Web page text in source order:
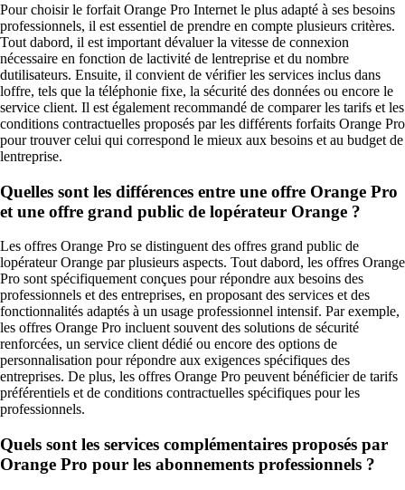
Pour choisir le forfait Orange Pro Internet le plus adapté à ses besoins
professionnels, il est essentiel de prendre en compte plusieurs critères.
Tout dabord, il est important dévaluer la vitesse de connexion
nécessaire en fonction de lactivité de lentreprise et du nombre
dutilisateurs. Ensuite, il convient de vérifier les services inclus dans
loffre, tels que la téléphonie fixe, la sécurité des données ou encore le
service client. Il est également recommandé de comparer les tarifs et les
conditions contractuelles proposés par les différents forfaits Orange Pro
pour trouver celui qui correspond le mieux aux besoins et au budget de
lentreprise.
Quelles sont les différences entre une offre Orange Pro
et une offre grand public de lopérateur Orange ?
Les offres Orange Pro se distinguent des offres grand public de
lopérateur Orange par plusieurs aspects. Tout dabord, les offres Orange
Pro sont spécifiquement conçues pour répondre aux besoins des
professionnels et des entreprises, en proposant des services et des
fonctionnalités adaptés à un usage professionnel intensif. Par exemple,
les offres Orange Pro incluent souvent des solutions de sécurité
renforcées, un service client dédié ou encore des options de
personnalisation pour répondre aux exigences spécifiques des
entreprises. De plus, les offres Orange Pro peuvent bénéficier de tarifs
préférentiels et de conditions contractuelles spécifiques pour les
professionnels.
Quels sont les services complémentaires proposés par
Orange Pro pour les abonnements professionnels ?